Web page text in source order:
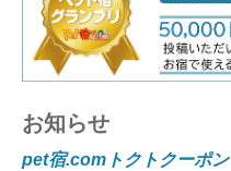
お知らせ
pet宿.comトクトクーポン